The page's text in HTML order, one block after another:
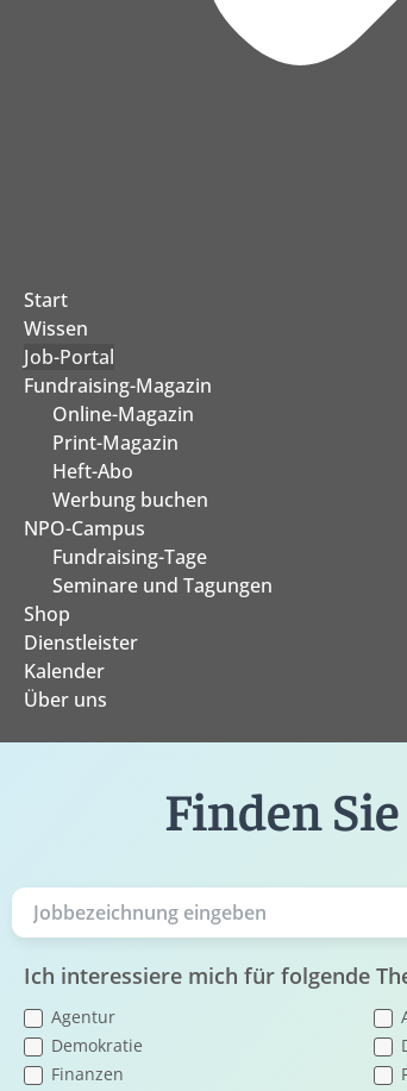
Start
Wissen
Job-Portal
Fundraising-Magazin
Online-Magazin
Print-Magazin
Heft-Abo
Werbung buchen
NPO-Campus
Fundraising-Tage
Seminare und Tagungen
Shop
Dienstleister
Kalender
Über uns
Finden
Ich interessiere mich für folgende
Agentur
Demokratie
Finanzen